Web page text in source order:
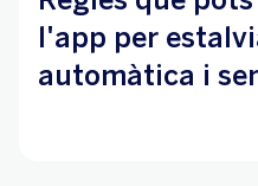
l'app per
automàtica i